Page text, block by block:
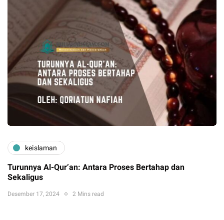
keislaman
Turunnya Al-Qur’an: Antara Proses Bertahap dan
Sekaligus
Desember 17, 2024 2 Mins read